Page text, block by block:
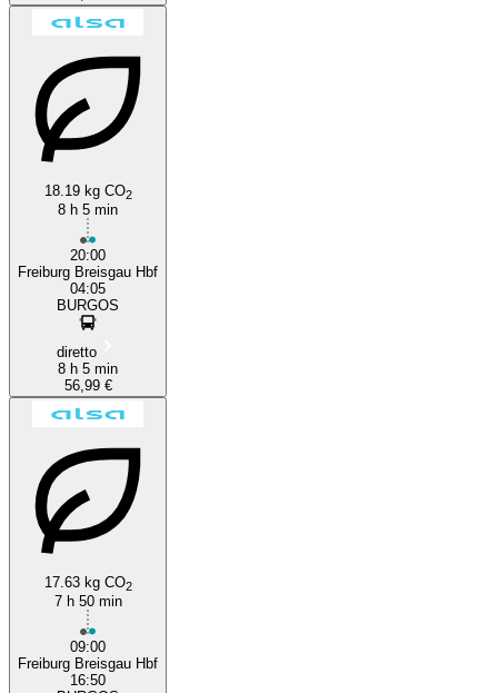
18.19 kg CO2
8 h 5 min
20:00
Freiburg Breisgau Hbf
04:05
BURGOS
diretto
8 h 5 min
56,99 €
17.63 kg CO2
7 h 50 min
09:00
Freiburg Breisgau Hbf
16:50